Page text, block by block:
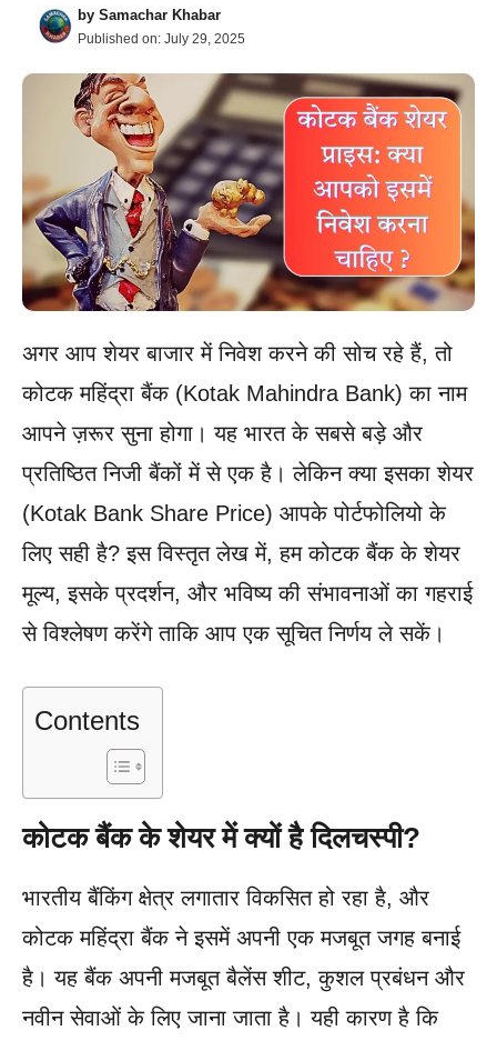
by Samachar Khabar
Published on: July 29, 2025
अगर आप शेयर बाजार में निवेश करने की सोच रहे हैं, तो
कोटक महिंद्रा बैंक (Kotak Mahindra Bank) का नाम
आपने ज़रूर सुना होगा। यह भारत के सबसे बड़े और
प्रतिष्ठित निजी बैंकों में से एक है। लेकिन क्या इसका शेयर
(Kotak Bank Share Price) आपके पोर्टफोलियो के
लिए सही है? इस विस्तृत लेख में, हम कोटक बैंक के शेयर
मूल्य, इसके प्रदर्शन, और भविष्य की संभावनाओं का गहराई
से विश्लेषण करेंगे ताकि आप एक सूचित निर्णय ले सकें।
Contents
कोटक बैंक के शेयर में क्यों है दिलचस्पी?
भारतीय बैंकिंग क्षेत्र लगातार विकसित हो रहा है, और
कोटक महिंद्रा बैंक ने इसमें अपनी एक मजबूत जगह बनाई
है। यह बैंक अपनी मजबूत बैलेंस शीट, कुशल प्रबंधन और
नवीन सेवाओं के लिए जाना जाता है। यही कारण है कि